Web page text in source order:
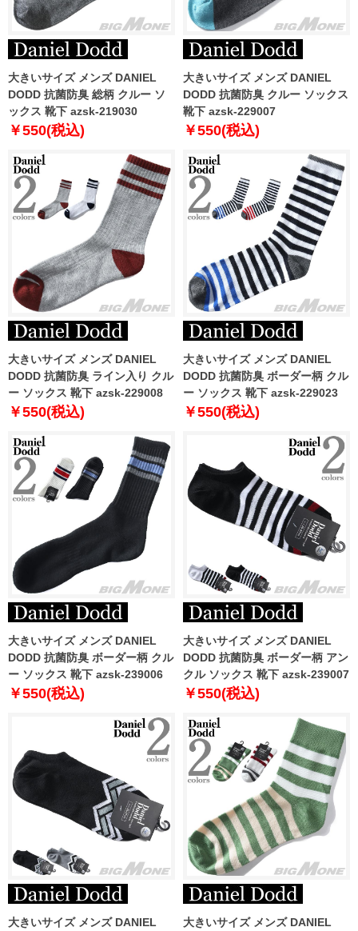
大きいサイズ メンズ DANIEL
DODD 抗菌防臭 総柄 クルー ソ
ックス 靴下 azsk-219030
￥550(税込)
大きいサイズ メンズ DANIEL
DODD 抗菌防臭 クルー ソックス
靴下 azsk-229007
￥550(税込)
大きいサイズ メンズ DANIEL
DODD 抗菌防臭 ライン入り クル
ー ソックス 靴下 azsk-229008
￥550(税込)
大きいサイズ メンズ DANIEL
DODD 抗菌防臭 ボーダー柄 クル
ー ソックス 靴下 azsk-229023
￥550(税込)
大きいサイズ メンズ DANIEL
DODD 抗菌防臭 ボーダー柄 クル
ー ソックス 靴下 azsk-239006
￥550(税込)
大きいサイズ メンズ DANIEL
DODD 抗菌防臭 ボーダー柄 アン
クル ソックス 靴下 azsk-239007
￥550(税込)
大きいサイズ メンズ DANIEL
大きいサイズ メンズ DANIEL